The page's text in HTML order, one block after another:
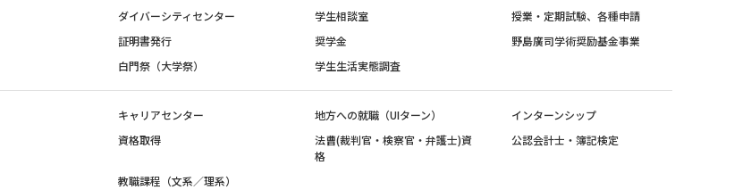
ダイバーシティセンター 学生相談室
授業・定期試験、各種申請
証明書発行
奨学金
野島廣司学術奨励基金事業
白門祭（大学祭）
学生生活実態調査
キャリアセンター 地方への就職（UIターン）
インターンシップ
資格取得
法曹(裁判官・検察官・弁護士)資
格
公認会計士・簿記検定
教職課程（文系／理系）